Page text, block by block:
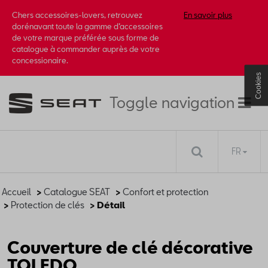
Chers accessoires-lovers, retrouvez
dorénavant toute la gamme d’accessoires
de votre marque préférée sous forme de
catalogue à commander auprès de votre
concessionaire.
En savoir plus
Toggle navigation
FR
Accueil > Catalogue SEAT > Confort et protection
> Protection de clés > Détail
Couverture de clé décorative
Cookies